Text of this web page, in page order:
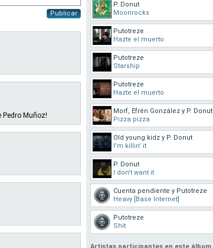
Publicar
Pedro Muñoz!
P. Donut
Moonrocks
Putotreze
Hazte el muerto
Putotreze
Starship
Putotreze
Hazte el muerto
Morf, Efrén González y P. Donut
Pizza pizza
Old young kidz y P. Donut
I'm killin' it
P. Donut
I don't want it
Cuenta pendiente y Putotreze
Heavy [Base Internet]
Putotreze
Shit